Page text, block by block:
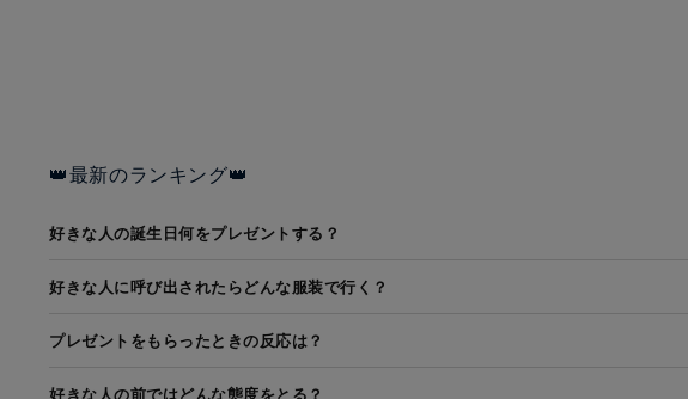
👑最新のランキング👑
好きな人の誕生日何をプレゼントする？
好きな人に呼び出されたらどんな服装で行く？
プレゼントをもらったときの反応は？
好きな人の前ではどんな態度をとる？